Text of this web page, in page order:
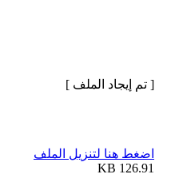
[ تم إيجاد الملف ]
اضغط هنا لتنزيل الملف
126.91 KB